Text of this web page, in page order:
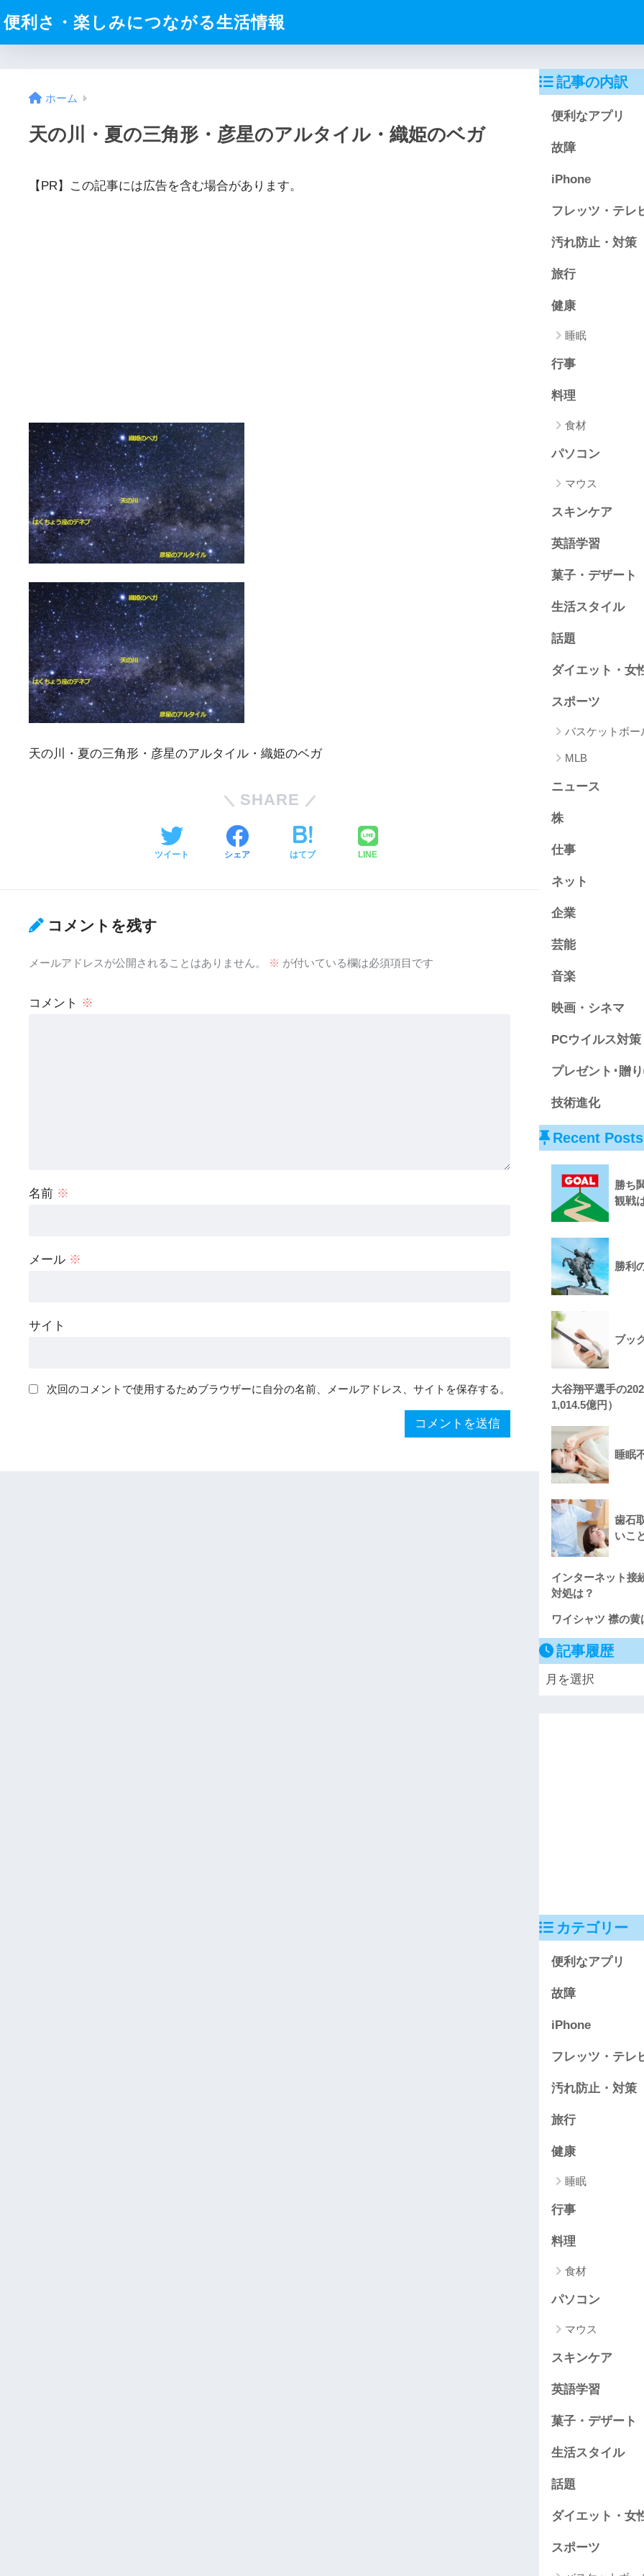
便利さ・楽しみにつながる生活情報
ホーム
天の川・夏の三角形・彦星のアルタイル・織姫のベガ
【PR】この記事には広告を含む場合があります。
天の川・夏の三角形・彦星のアルタイル・織姫のベガ
SHARE
ツイート シェア はてブ LINE
コメントを残す
メールアドレスが公開されることはありません。 ※ が付いている欄は必須項目です
コメント ※
名前 ※
メール ※
サイト
次回のコメントで使用するためブラウザーに自分の名前、メールアドレス、サイトを保存する。
記事の内訳
便利なアプリ
故障
iPhone
フレッツ・テレ
汚れ防止・対策
旅行
健康
睡眠
行事
料理
食材
パソコン
マウス
スキンケア
英語学習
菓子・デザート
生活スタイル
話題
ダイエット・女
スポーツ
バスケットボー
MLB
ニュース
株
仕事
ネット
企業
芸能
音楽
映画・シネマ
PCウイルス対
プレゼント･贈
技術進化
Recent Posts
勝ち
観戦
勝利
ブッ
大谷翔平選手の
1,014.5億円）
睡眠
歯石
いこ
インターネット接
対処は？
ワイシャツ 襟の
記事履歴
カテゴリー
便利なアプリ
故障
iPhone
フレッツ・テレ
汚れ防止・対策
旅行
健康
睡眠
行事
料理
食材
パソコン
マウス
スキンケア
英語学習
菓子・デザート
生活スタイル
話題
ダイエット・女
スポーツ